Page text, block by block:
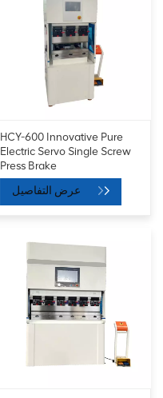
HCY-600 Innovative Pure
Electric Servo Single Screw
Press Brake